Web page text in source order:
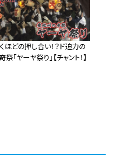
ほどの押し合い！？ド迫力の
「ヤーヤ祭り」【チャント！】